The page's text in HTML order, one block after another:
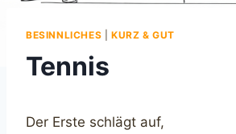
BESINNLICHES KURZ & GUT
Tennis
Der Erste schlägt auf,